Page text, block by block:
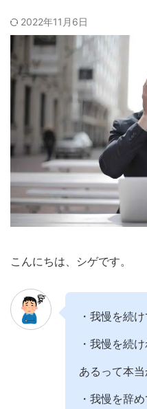
2022年11月6日
こんにちは、シゲです。
・我慢を続
・我慢を続
あるって本当
・我慢を辞